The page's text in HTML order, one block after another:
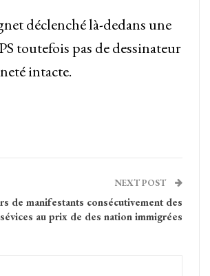
déclenché là-dedans une
toutefois pas de dessinateur
intacte.
NEXT POST
de manifestants consécutivement des
sévices au prix de des nation immigrées